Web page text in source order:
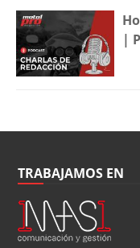
|
TRABAJAMOS EN